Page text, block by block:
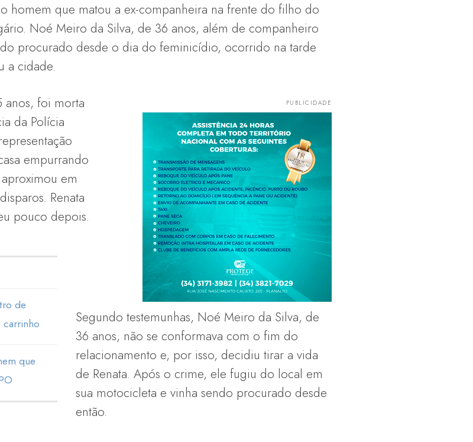
homem que matou a ex-companheira na frente do filho do
Noé Meiro da Silva, de 36 anos, além de companheiro
procurado desde o dia do feminicídio, ocorrido na tarde
a cidade.
anos, foi morta
da Polícia
empurrando
em
Renata
pouco depois.
de
que
Segundo testemunhas, Noé Meiro da Silva, de
36 anos, não se conformava com o fim do
relacionamento e, por isso, decidiu tirar a vida
de Renata. Após o crime, ele fugiu do local em
sua motocicleta e vinha sendo procurado desde
então.